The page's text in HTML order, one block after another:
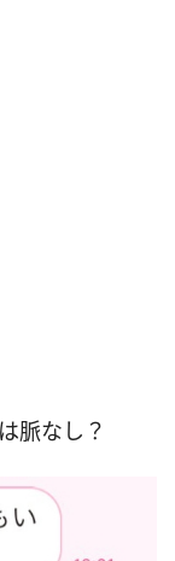
脈なし？